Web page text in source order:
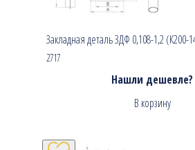
Закладная деталь ЗДФ 0,108-1,2
2717
Нашли дешевле?
В корзину